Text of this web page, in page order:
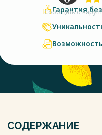
Сообщить о
Гарантия
СОДЕРЖАНИЕ